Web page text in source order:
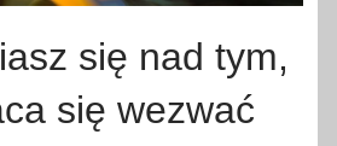
się nad tym,
się wezwać